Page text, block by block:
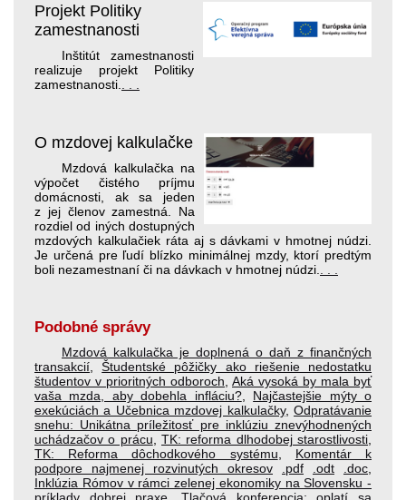
Projekt Politiky
zamestnanosti
Inštitút zamestnanosti
realizuje projekt Politiky
zamestnanosti.
O mzdovej kalkulačke
Mzdová kalkulačka na
výpočet čistého príjmu
domácnosti, ak sa jeden
z jej členov zamestná. Na
rozdiel od iných dostupných
mzdových kalkulačiek ráta aj s dávkami v hmotnej núdzi.
Je určená pre ľudí blízko minimálnej mzdy, ktorí pred­tým
boli nezamestnaní či na dávkach v hmotnej núdzi.
Podobné správy
Mzdová kalkulačka je doplnená o daň z finančných
transakcií ,Študentské pôžičky ako riešenie nedostatku
študentov v prioritných odboroch Aká vysoká by mala byť
vaša mzda, aby dobehla infláciu?, Najčastejšie mýty o
exekúciách a Učebnica mzdovej kalkulačky,Odpratávanie
snehu: Unikátna príležitosť pre inklúziu znevýhodnených
uchádzačov o prácu ,TK: reforma dlhodobej starostlivosti
TK: Reforma dôchodkového systému
Komentár k
podpore najmenej rozvinutých okresov
.pdf .odt .doc
Inklúzia Rómov v rámci zelenej ekonomiky na Slovensku -
príklady dobrej praxe ,Tlačová konferencia: oplatí sa